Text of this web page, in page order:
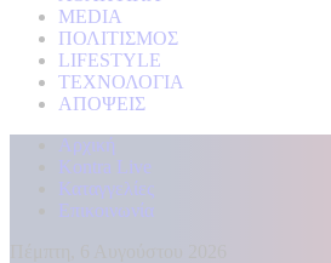
MEDIA
ΠΟΛΙΤΙΣΜΟΣ
LIFESTYLE
ΤΕΧΝΟΛΟΓΙΑ
ΑΠΟΨΕΙΣ
Αρχική
Kontra Live
Καταγγελίες
Επικοινωνία